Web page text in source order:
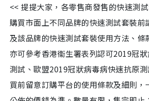
<< 提提大家，各零售商發售的快速測
購買市面上不同品牌的快速測試套裝前
及該品牌的快速測試套裝使用方法、條
亦可參考香港衞生署表列認可2019冠
測試、歐盟2019冠狀病毒病快速抗原
買前留意訂購平台的使用條款及細則，